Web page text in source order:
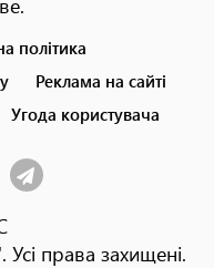
політика
Реклама на сайті
Угода користувача
права захищені.